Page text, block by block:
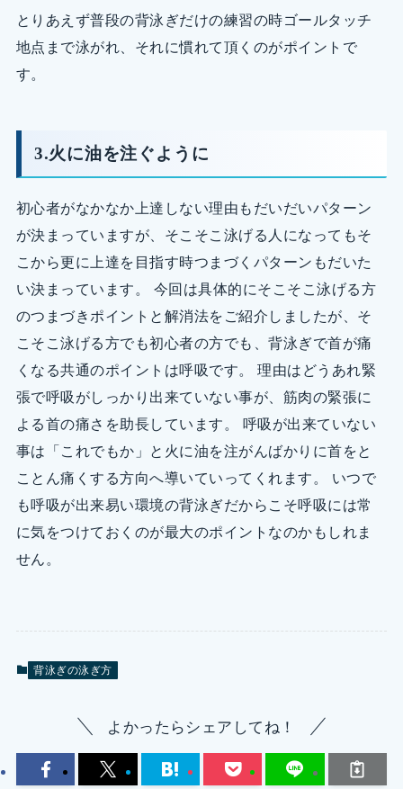
とりあえず普段の背泳ぎだけの練習の時ゴールタッチ
地点まで泳がれ、それに慣れて頂くのがポイントで
す。
3.火に油を注ぐように
初心者がなかなか上達しない理由もだいだいパターン
が決まっていますが、そこそこ泳げる人になってもそ
こから更に上達を目指す時つまづくパターンもだいた
い決まっています。 今回は具体的にそこそこ泳げる方
のつまづきポイントと解消法をご紹介しましたが、そ
こそこ泳げる方でも初心者の方でも、背泳ぎで首が痛
くなる共通のポイントは呼吸です。 理由はどうあれ緊
張で呼吸がしっかり出来ていない事が、筋肉の緊張に
よる首の痛さを助長しています。 呼吸が出来ていない
事は「これでもか」と火に油を注がんばかりに首をと
ことん痛くする方向へ導いていってくれます。 いつで
も呼吸が出来易い環境の背泳ぎだからこそ呼吸には常
に気をつけておくのが最大のポイントなのかもしれま
せん。
背泳ぎの泳ぎ方
よかったらシェアしてね！